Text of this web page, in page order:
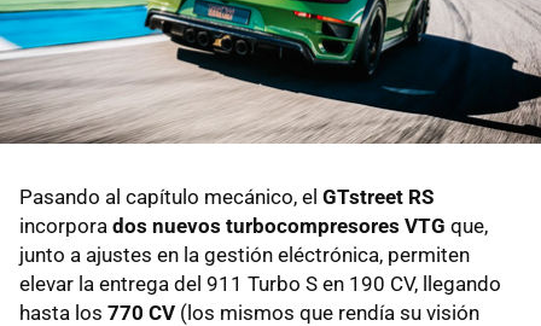
Pasando al capítulo mecánico, el GTstreet RS
incorpora dos nuevos turbocompresores VTG que,
junto a ajustes en la gestión eléctrónica, permiten
elevar la entrega del 911 Turbo S en 190 CV, llegando
hasta los 770 CV (los mismos que rendía su visión